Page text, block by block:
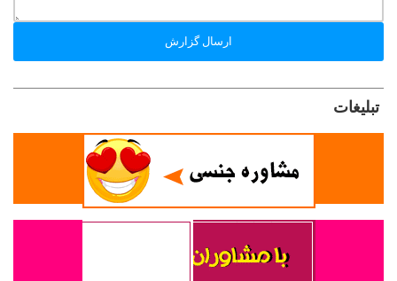
ارسال گزارش
تبلیغات